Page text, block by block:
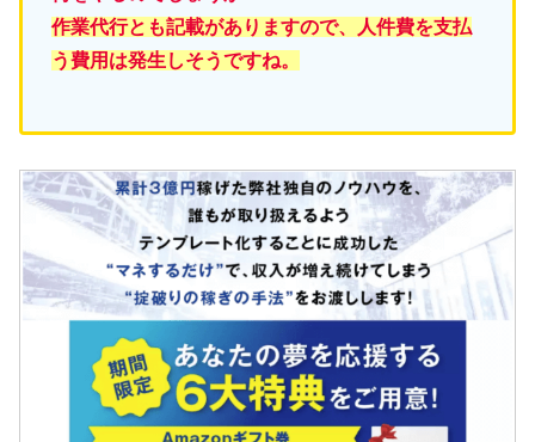
作業代行とも記載がありますので、人件費を支払
う費用は発生しそうですね。